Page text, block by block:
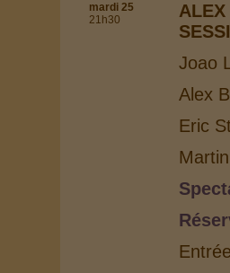
mardi 25
21h30
Joao
Alex
Eric